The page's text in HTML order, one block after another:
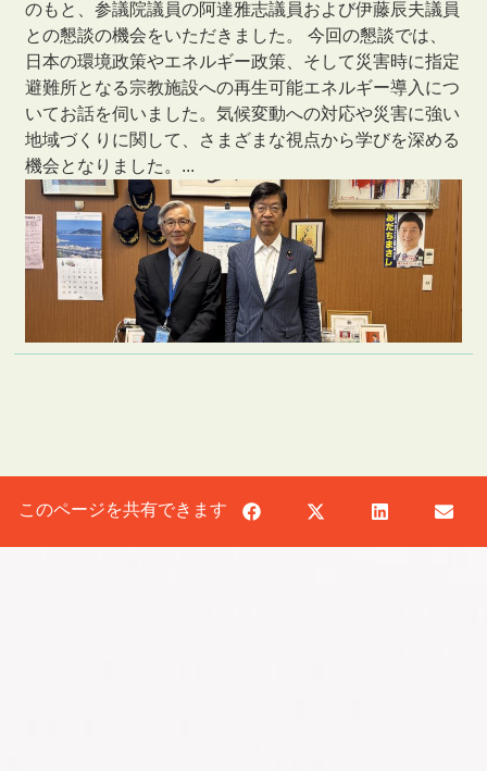
のもと、参議院議員の阿達雅志議員および伊藤辰夫議員
との懇談の機会をいただきました。 今回の懇談では、
日本の環境政策やエネルギー政策、そして災害時に指定
避難所となる宗教施設への再生可能エネルギー導入につ
いてお話を伺いました。気候変動への対応や災害に強い
地域づくりに関して、さまざまな視点から学びを深める
機会となりました。...
このページを共有できます